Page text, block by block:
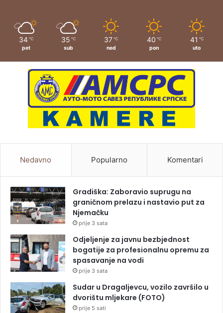
34 ℃
pet
35 ℃
sub
37 ℃
ned
40 ℃
pon
41 ℃
uto
Nedavno Popularno Komentari
Gradiška: Zaboravio suprugu na
graničnom prelazu i nastavio put za
Njemačku
prije 3 sata
Odjeljenje za javnu bezbjednost
bogatije za profesionalnu opremu za
spasavanje na vodi
prije 3 sata
Sudar u Dragaljevcu, vozilo završilo u
dvorištu mljekare (FOTO)
prije 5 sati